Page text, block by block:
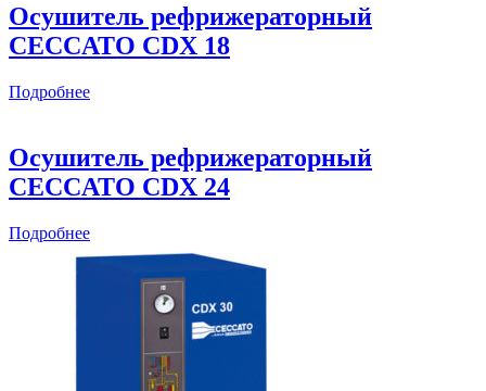
Осушитель рефрижераторный
CECCATO CDX 18
Подробнее
Осушитель рефрижераторный
CECCATO CDX 24
Подробнее